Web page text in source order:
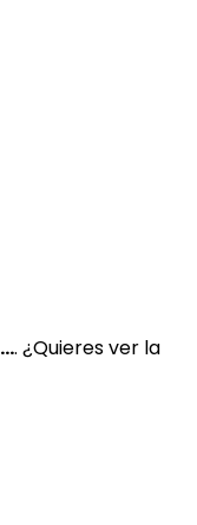
.... ¿Quieres ver la